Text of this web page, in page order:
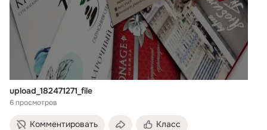
upload_182471271_file
6 просмотров
Комментировать Класс